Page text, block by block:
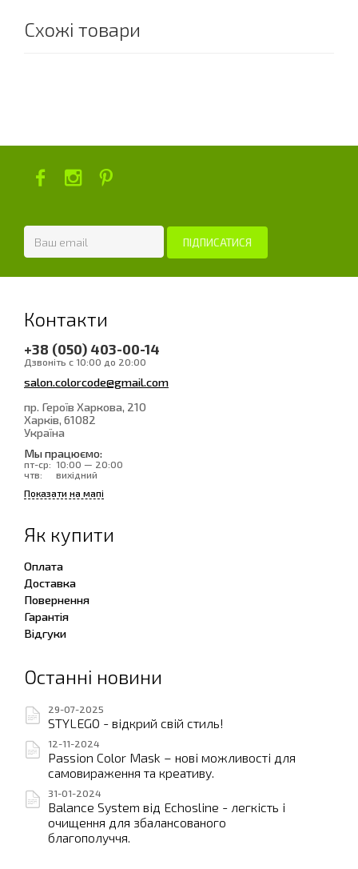
Схожі товари
Контакти
+38 (050) 403-00-14
Дзвоніть с 10:00 до 20:00
salon.colorcode@gmail.com
пр. Героїв Харкова, 210
Харків, 61082
Україна
Мы працюємо:
пт-ср: 10:00 — 20:00
чтв:
вихідний
Показати на мапі
Як купити
Оплата
Доставка
Повернення
Гарантія
Відгуки
Останні новини
29-07-2025
STYLEGO - відкрий свій стиль!
12-11-2024
Passion Color Mask – нові можливості для
самовираження та креативу.
31-01-2024
Balance System від Echosline - легкість і
очищення для збалансованого
благополуччя.